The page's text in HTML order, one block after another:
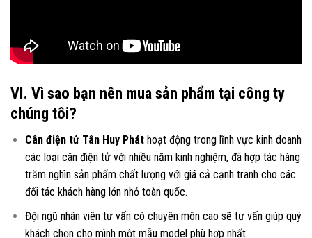
VI. Vì sao bạn nên mua sản phẩm tại công ty
chúng tôi?
Cân điện tử Tân Huy Pháthoạt động trong lĩnh vực kinh doanh
các loại cân điện tửvới nhiều năm kinh nghiệm, đã hợp tác hàng
trăm nghìn sản phẩm chất lượng với giá cả cạnh tranh cho các
đối tác khách hàng lớn nhỏ toàn quốc.
Đội ngũ nhân viên tư vấn có chuyên môn cao sẽ tư vấn giúp quý
khách chọn cho mình một mẫu model phù hợp nhất.